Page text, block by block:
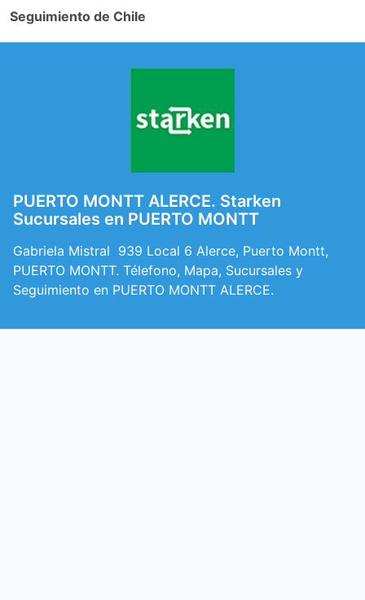
Seguimiento de Chile
PUERTO MONTT ALERCE. Starken
Sucursales en PUERTO MONTT
Gabriela Mistral 939 Local 6 Alerce, Puerto Montt,
PUERTO MONTT. Télefono, Mapa, Sucursales y
Seguimiento en PUERTO MONTT ALERCE.